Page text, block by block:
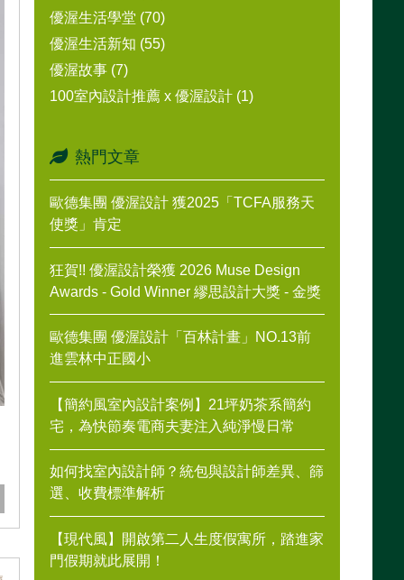
優渥生活學堂 (70)
優渥生活新知 (55)
優渥故事 (7)
100室內設計推薦 x 優渥設計 (1)
熱門文章
歐德集團 優渥設計 獲2025「TCFA服務天
使獎」肯定
狂賀!! 優渥設計榮獲 2026 Muse Design
Awards - Gold Winner 繆思設計大獎 - 金獎
歐德集團 優渥設計「百林計畫」NO.13前
進雲林中正國小
【簡約風室內設計案例】21坪奶茶系簡約
宅，為快節奏電商夫妻注入純淨慢日常
如何找室內設計師？統包與設計師差異、篩
選、收費標準解析
【現代風】開啟第二人生度假寓所，踏進家
門假期就此展開！